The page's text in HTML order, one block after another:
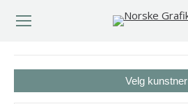
Velg kunstner